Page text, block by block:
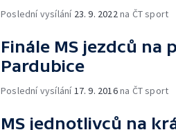
Poslední vysílání 23. 9. 2022 na ČT sport
Finále MS jezdců na
Pardubice
Poslední vysílání 17. 9. 2016na ČT sport
MS jednotlivců na